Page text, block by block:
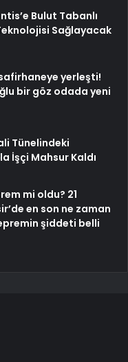
Bulut Tabanlı
Sağlayacak
yerleşti!
bir göz odada yeni
Tünelindeki
İşçi Mahsur Kaldı
mi oldu? 21
en son ne zaman
şiddeti belli